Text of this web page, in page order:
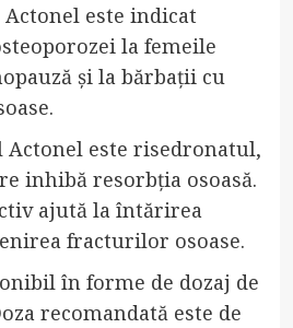
este indicat
la femeile
și la bărbații cu
este risedronatul,
inhibă resorbția osoasă.
ajută la întărirea
fracturilor osoase.
în forme de dozaj de
recomandată este de